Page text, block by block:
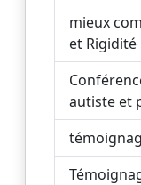
mieux
et
autiste et